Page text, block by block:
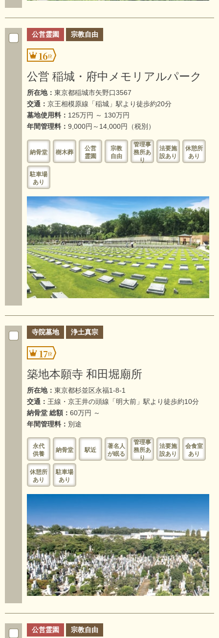
公営霊園 宗教自由
16
公営 稲城・府中メモリアルパーク
所在地： 東京都稲城市矢野口3567
交通： 京王相模原線「稲城」駅より徒歩約20分
墓地使用料： 125万円 ～ 130万円
年間管理料： 9,000円～14,000円（税別）
納骨堂 樹木葬
公営
霊園
宗教
自由
管理事
務所あ
り
法要施
設あり
休憩所
あり
駐車場
あり
寺院墓地 浄土真宗
17
築地本願寺 和田堀廟所
所在地： 東京都杉並区永福1-8-1
交通： 王線・京王井の頭線「明大前」駅より徒歩約10分
納骨堂 総額： 60万円 ～
年間管理料： 別途
永代
供養
納骨堂 駅近
著名人
が眠る
管理事
務所あ
り
法要施
設あり
会食室
あり
休憩所
あり
駐車場
あり
公営霊園 宗教自由